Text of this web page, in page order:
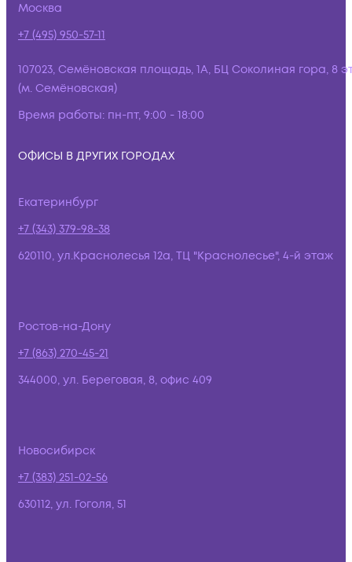
Москва
+7 (495) 950-57-11
107023, Семёновская площадь, 1А, БЦ Соколиная гора, 8
(м. Семёновская)
Время работы: пн-пт, 9:00 - 18:00
ОФИСЫ В ДРУГИХ ГОРОДАХ
Екатеринбург
+7 (343) 379-98-38
620110, ул.Краснолесья 12а, ТЦ "Краснолесье", 4-й этаж
Ростов-на-Дону
+7 (863) 270-45-21
344000, ул. Береговая, 8, офис 409
Новосибирск
+7 (383) 251-02-56
630112, ул. Гоголя, 51